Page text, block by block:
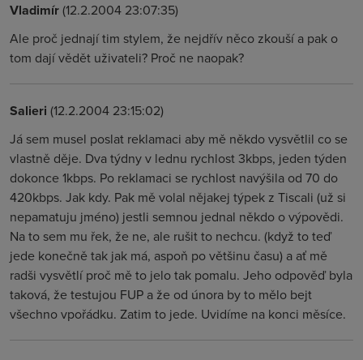
Vladimír(12.2.2004 23:07:35)
Ale proč jednají tim stylem, že nejdřív něco zkouší a pak o
tom dají vědět uživateli? Proč ne naopak?
Salieri (12.2.2004 23:15:02)
Já sem musel poslat reklamaci aby mě někdo vysvětlil co se
vlastně děje. Dva týdny v lednu rychlost 3kbps, jeden týden
dokonce 1kbps. Po reklamaci se rychlost navýšila od 70 do
420kbps. Jak kdy. Pak mě volal nějakej týpek z Tiscali (už si
nepamatuju jméno) jestli semnou jednal někdo o výpovědi.
Na to sem mu řek, že ne, ale rušit to nechcu. (když to teď
jede konečně tak jak má, aspoň po většinu času) a ať mě
radši vysvětlí proč mě to jelo tak pomalu. Jeho odpověď byla
taková, že testujou FUP a že od února by to mělo bejt
všechno vpořádku. Zatim to jede. Uvidíme na konci měsíce.